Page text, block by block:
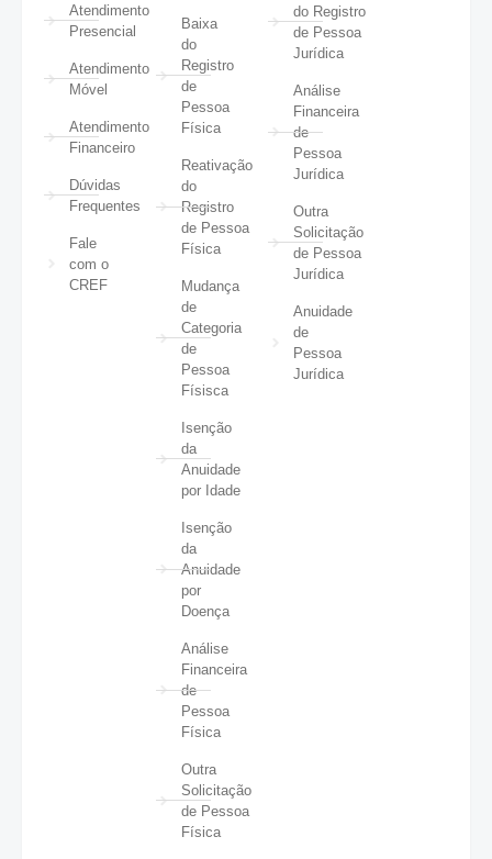
Atendimento
Presencial
Atendimento
Móvel
Atendimento
Financeiro
Dúvidas
Frequentes
Fale
com o
CREF
Baixa
do
Registro
de
Pessoa
Física
Reativação
do
Registro
de Pessoa
Física
Mudança
de
Categoria
de
Pessoa
Físisca
Isenção
da
Anuidade
por Idade
Isenção
da
Anuidade
por
Doença
Análise
Financeira
de
Pessoa
Física
Outra
Solicitação
de Pessoa
Física
do Registro
de Pessoa
Jurídica
Análise
Financeira
de
Pessoa
Jurídica
Outra
Solicitação
de Pessoa
Jurídica
Anuidade
de
Pessoa
Jurídica